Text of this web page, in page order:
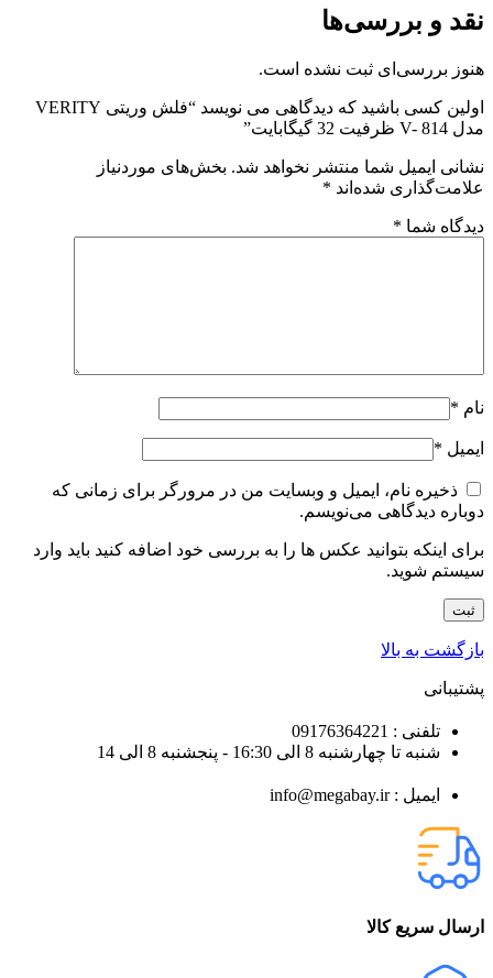
نقد و بررسی‌ها
هنوز بررسی‌ای ثبت نشده است.
اولین کسی باشید که دیدگاهی می نویسد “فلش وریتی VERITY
مدل V- 814 ظرفیت 32 گیگابایت”
نشانی ایمیل شما منتشر نخواهد شد. بخش‌های موردنیاز
علامت‌گذاری شده‌اند *
دیدگاه شما *
نام *
ایمیل *
ذخیره نام، ایمیل و وبسایت من در مرورگر برای زمانی که
دوباره دیدگاهی می‌نویسم.
برای اینکه بتوانید عکس ها را به بررسی خود اضافه کنید باید وارد
سیستم شوید.
بازگشت به بالا
پشتیبانی
تلفنی : 09176364221
شنبه تا چهارشنبه 8 الی 16:30 - پنجشنبه 8 الی 14
ایمیل : info@megabay.ir
ارسال سریع کالا